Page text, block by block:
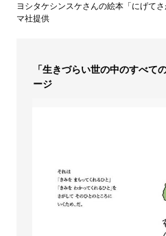
ヨシタケシンスケさんの絵本「にげて
マ社提供
「生きづらい世の中のすべて
ージ